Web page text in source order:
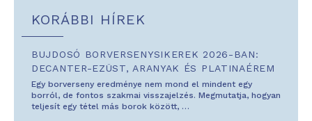
KORÁBBI HÍREK
BUJDOSÓ BORVERSENYSIKEREK 2026-BAN:
DECANTER-EZÜST, ARANYAK ÉS PLATINAÉREM
Egy borverseny eredménye nem mond el mindent egy
borról, de fontos szakmai visszajelzés. Megmutatja, hogyan
teljesít egy tétel más borok között, …